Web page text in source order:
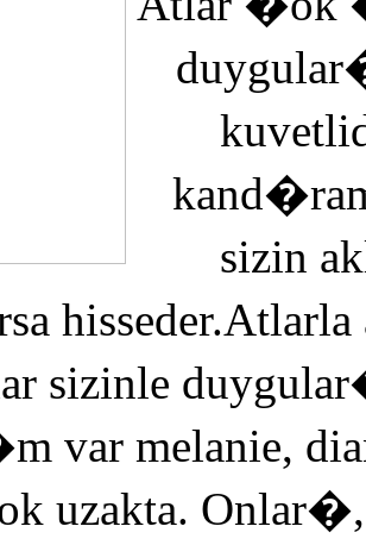
sizin
sizinle
var melanie,
uzakta.